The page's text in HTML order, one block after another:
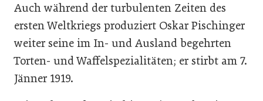
Auch während der turbulenten Zeiten des
ersten Weltkriegs produziert Oskar Pischinger
weiter seine im In- und Ausland begehrten
Torten- und Waffelspezialitäten; er stirbt am 7.
Jänner 1919.